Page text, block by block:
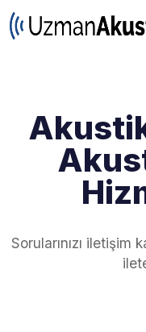
Sorularınızı iletişim